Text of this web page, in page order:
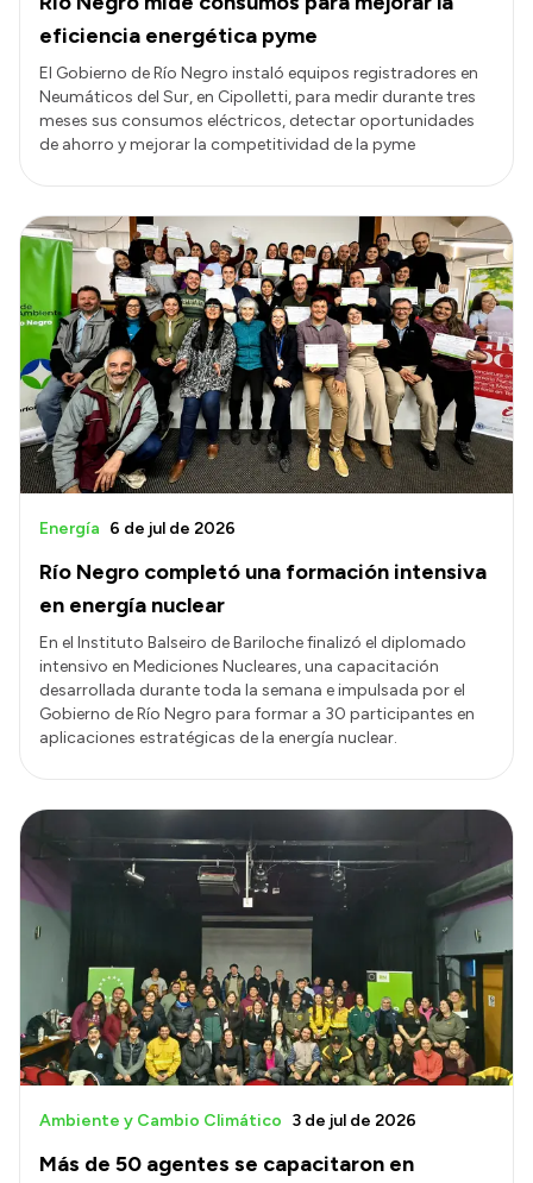
eficiencia energética pyme
El Gobierno de Río Negro instaló equipos registradores en
Neumáticos del Sur, en Cipolletti, para medir durante tres
meses sus consumos eléctricos, detectar oportunidades
de ahorro y mejorar la competitividad de la pyme
Río Negro completó una formación intensiva
en energía nuclear
Energía 6 de jul de 2026
En el Instituto Balseiro de Bariloche finalizó el diplomado
intensivo en Mediciones Nucleares, una capacitación
desarrollada durante toda la semana e impulsada por el
Gobierno de Río Negro para formar a 30 participantes en
aplicaciones estratégicas de la energía nuclear.
Más de 50 agentes se capacitaron en
Ambiente y Cambio Climático 3 de jul de 2026